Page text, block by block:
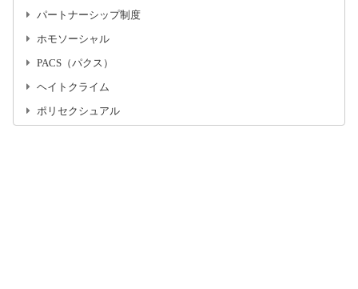
パートナーシップ制度
ホモソーシャル
PACS（パクス）
ヘイトクライム
ポリセクシュアル